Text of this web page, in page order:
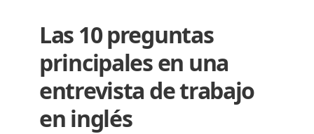
Las 10 preguntas
principales en una
entrevista de trabajo
en inglés